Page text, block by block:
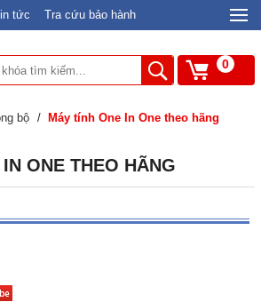
tức Tra cứu bảo hành
0
bộ / Máy tính One In One theo hãng
ONE THEO HÃNG